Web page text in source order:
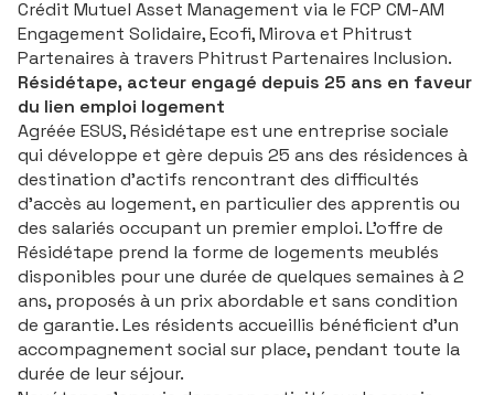
Crédit Mutuel Asset Management via le FCP CM-AM
Engagement Solidaire, Ecofi, Mirova et Phitrust
Partenaires à travers Phitrust Partenaires Inclusion.
Résidétape, acteur engagé depuis 25 ans en faveur
du lien emploi logement
Agréée ESUS, Résidétape est une entreprise sociale
qui développe et gère depuis 25 ans des résidences à
destination d’actifs rencontrant des difficultés
d’accès au logement, en particulier des apprentis ou
des salariés occupant un premier emploi. L’offre de
Résidétape prend la forme de logements meublés
disponibles pour une durée de quelques semaines à 2
ans, proposés à un prix abordable et sans condition
de garantie. Les résidents accueillis bénéficient d’un
accompagnement social sur place, pendant toute la
durée de leur séjour.